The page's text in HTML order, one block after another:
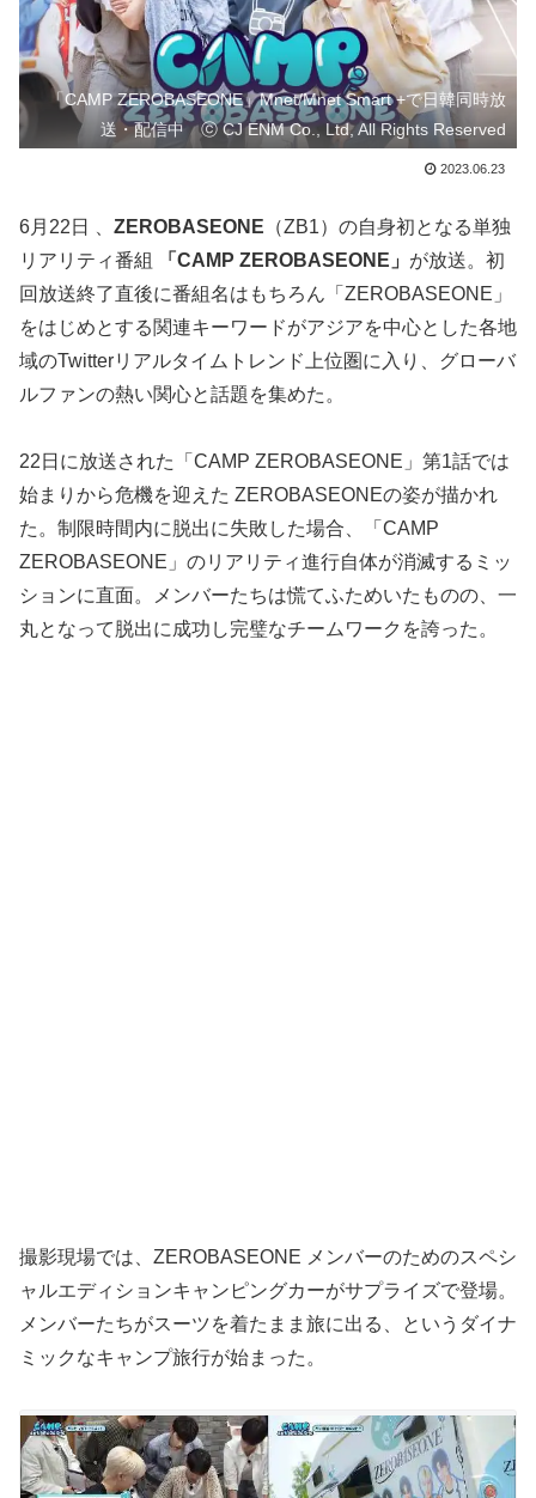
「CAMP ZEROBASEONE」Mnet/Mnet Smart +で日韓同時放
送・配信中 ⓒ CJ ENM Co., Ltd, All Rights Reserved
2023.06.23
6月22日 、 ZEROBASEONE （ZB1）の自身初となる単独
リアリティ番組
「CAMP ZEROBASEONE」 が放送。初
回放送終了直後に番組名はもちろん「ZEROBASEONE」
をはじめとする関連キーワードがアジアを中心とした各地
域のTwitterリアルタイムトレンド上位圏に入り、グローバ
ルファンの熱い関心と話題を集めた。
22日に放送された「CAMP ZEROBASEONE」第1話では
始まりから危機を迎えた ZEROBASEONEの姿が描かれ
た。制限時間内に脱出に失敗した場合、「CAMP
ZEROBASEONE」のリアリティ進行自体が消滅するミッ
ションに直面。メンバーたちは慌てふためいたものの、一
丸となって脱出に成功し完璧なチームワークを誇った。
撮影現場では、ZEROBASEONE メンバーのためのスペシ
ャルエディションキャンピングカーがサプライズで登場。
メンバーたちがスーツを着たまま旅に出る、というダイナ
ミックなキャンプ旅行が始まった。